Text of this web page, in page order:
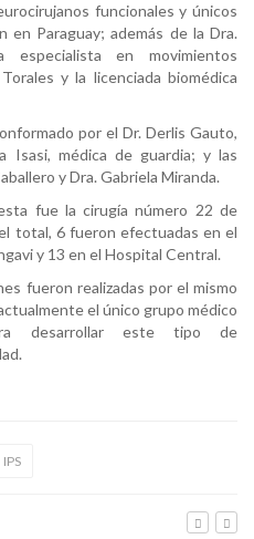
funcionales y únicos
en Paraguay; además de la Dra.
especialista en movimientos
y la licenciada biomédica
por el Dr. Derlis Gauto,
Isasi, médica de guardia; y las
y Dra. Gabriela Miranda.
fue la cirugía número 22 de
total, 6 fueron efectuadas en el
y 13 en el Hospital Central.
fueron realizadas por el mismo
el único grupo médico
desarrollar este tipo de
IPS